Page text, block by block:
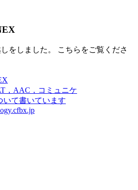
をしました。 こちらをご覧くださ
，AAC，コミュニケ
いて書いています